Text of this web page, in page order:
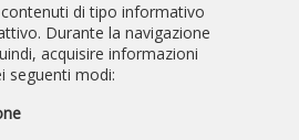
di tipo informativo
Durante la navigazione
acquisire informazioni
seguenti modi: